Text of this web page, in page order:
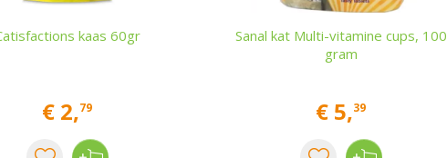
kaas 60gr
€ 2,79
Sanal kat Multi-vitamine cups, 100
gram
€ 5,39